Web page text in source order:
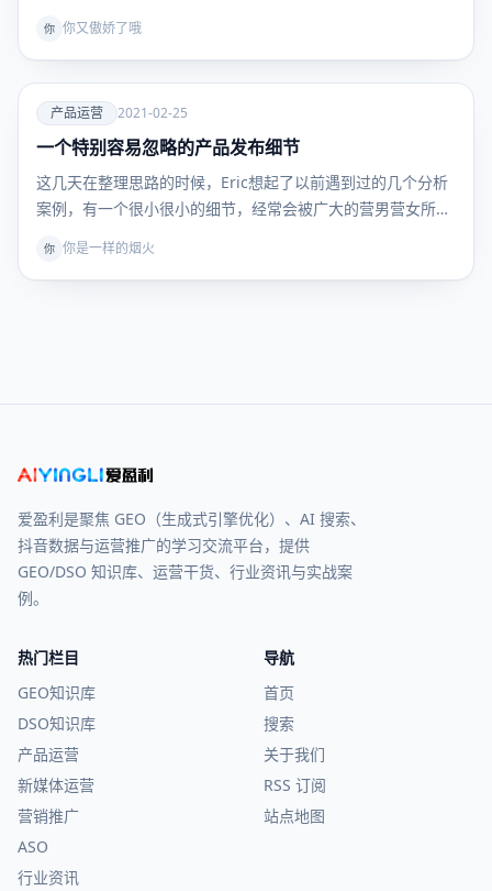
你 你又傲娇了哦
爱
产品运
产品运营 2021-02-25
一个特别容易忽略的产品发布细节
这几天在整理思路的时候，Eric想起了以前遇到过的几个分析
案例，有一个很小很小的细节，经常会被广大的营男营女所…
你 你是一样的烟火
爱盈利是聚焦 GEO（生成式引擎优化）、AI 搜索、
抖音数据与运营推广的学习交流平台，提供
GEO/DSO 知识库、运营干货、行业资讯与实战案
例。
热门栏目
GEO知识库
DSO知识库
产品运营
新媒体运营
营销推广
ASO
行业资讯
导航
首页
搜索
关于我们
RSS 订阅
站点地图